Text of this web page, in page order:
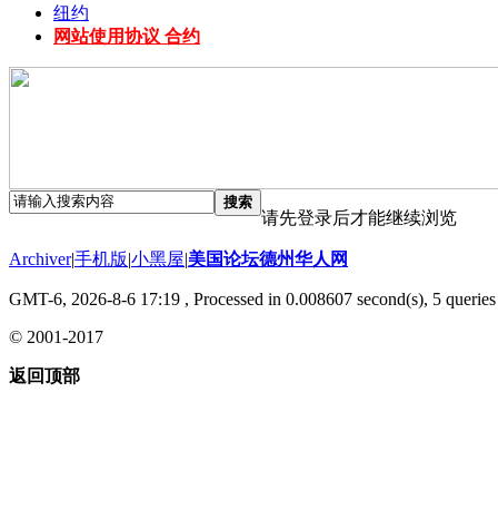
纽约
网站使用协议 合约
搜索
请先登录后才能继续浏览
Archiver|手机版|小黑屋|美国论坛德州华人网
GMT-6, 2026-8-6 17:19 , Processed in 0.008607 second(s), 5
© 2001-2017
返回顶部